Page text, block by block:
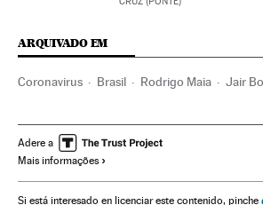
ARQUIVADO EM
Coronavirus Brasil Rodrigo Maia Jair
Congreso Nacional Brasil
MS Brasil
Coronavirus Covid-19
Adere a
Mais informações
Si está interesado en licenciar este contenido, pinche